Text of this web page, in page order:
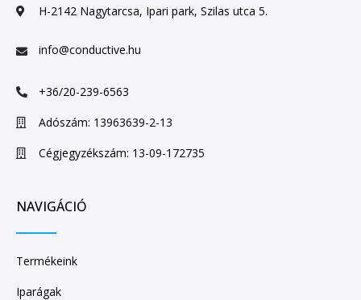
H-2142 Nagytarcsa, Ipari park, Szilas utca 5.
info@conductive.hu
+36/20-239-6563
Adószám: 13963639-2-13
Cégjegyzékszám: 13-09-172735
NAVIGÁCIÓ
Termékeink
Iparágak